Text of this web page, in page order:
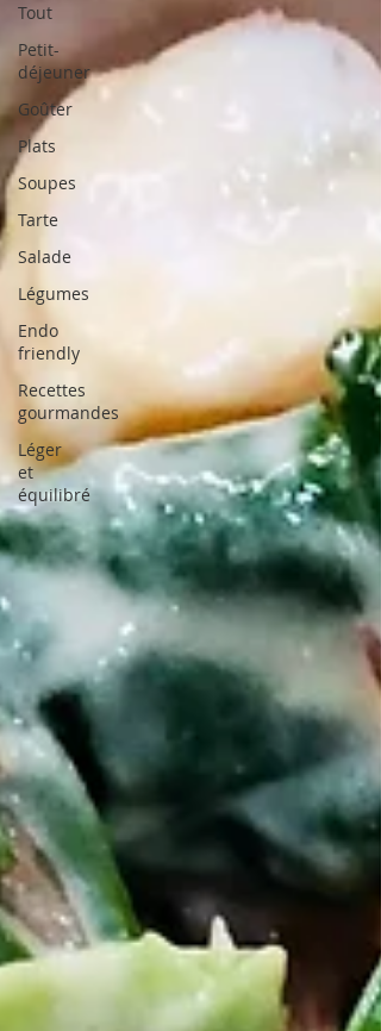
Tout
Petit-
déjeuner
Goûter
Plats
Soupes
Tarte
Salade
Légumes
Endo
friendly
Recettes
gourmandes
Léger
et
équilibré